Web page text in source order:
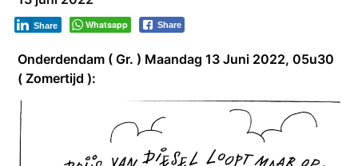
Whatsapp Share
Share
Onderdendam ( Gr. ) Maandag 13 Juni 2022, 05u30
( Zomertijd ):